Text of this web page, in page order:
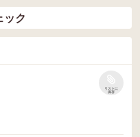
ック
リストに
保存